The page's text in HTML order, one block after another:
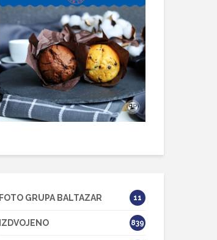
FOTO GRUPA BALTAZAR 11
IZDVOJENO 839